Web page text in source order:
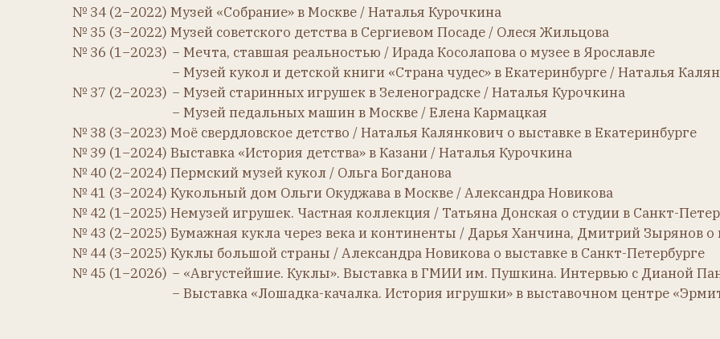
РЕДКОСТИ
№ 2 (2−2012) Три сестры. Элегантность от фабрики Симон и Хальбиг / Татьяна Ансарян о трёх куклах-
Перевод: Надежда Отмер.
№ 3 (1−2013) Очарование востока / Татьяна Ансарян об экзотических куклах. Перевод: Надежда Отмер.
№ 4 (2−2013) Куклы великих княжон / Наталья Курочкина
№ 5 (3−2013) Очарование императорских кукол / Алексей Нужный о японских куклах
№ 6 (4−2013) Куклы из воска / Марина Ломмель, перевод Надежды Отмер
№ 8 (2−2014) Изанна Уолкер. Взгляд через столетия / Варвара Зайцева
№ 9 (3−2014) Милые любимицы / Наталья Курочкина о 117-й модели Кэммер и Райнхардт